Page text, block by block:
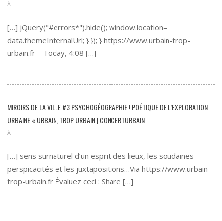
À
[…] jQuery("#errors*").hide(); window.location=
data.themeInternalUrl; } }); } https://www.urbain-trop-
urbain.fr – Today, 4:08 […]
MIROIRS DE LA VILLE #3 PSYCHOGÉOGRAPHIE ! POÉTIQUE DE L’EXPLORATION
URBAINE « URBAIN, TROP URBAIN | CONCERTURBAIN
À
[…] sens surnaturel d’un esprit des lieux, les soudaines
perspicacités et les juxtapositions…Via https://www.urbain-
trop-urbain.fr Évaluez ceci : Share […]